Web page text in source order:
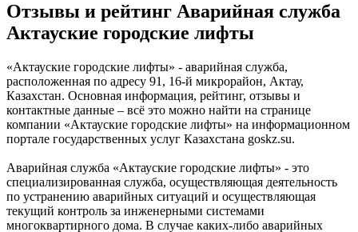
Отзывы и рейтинг Аварийная служба
Актауские городские лифты
«Актауские городские лифты» - аварийная служба,
расположенная по адресу 91, 16-й микрорайон, Актау,
Казахстан. Основная информация, рейтинг, отзывы и
контактные данные – всё это можно найти на странице
компании «Актауские городские лифты» на информационном
портале государственных услуг Казахстана goskz.su.
Аварийная служба «Актауские городские лифты» - это
специализированная служба, осуществляющая деятельность
по устранению аварийных ситуаций и осуществляющая
текущий контроль за инженерными системами
многоквартирного дома. В случае каких-либо аварийных